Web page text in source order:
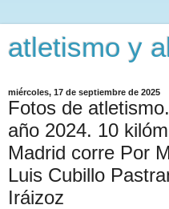
atletismo y
miércoles, 17 de septiembre de 2025
Fotos de
año 2024. 10
Madrid corre Por
Luis Cubillo
Iráizoz